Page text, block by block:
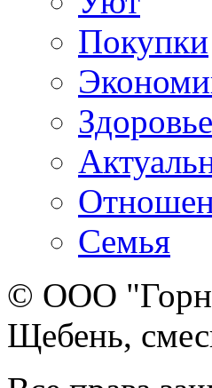
Покупки
Здоровье
Семья
© ООО
Щебень,